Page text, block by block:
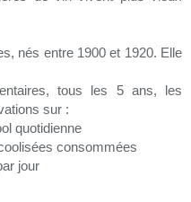
nés entre 1900 et 1920. Elle
tous les 5 ans, les
sur :
quotidienne
consommées
jour